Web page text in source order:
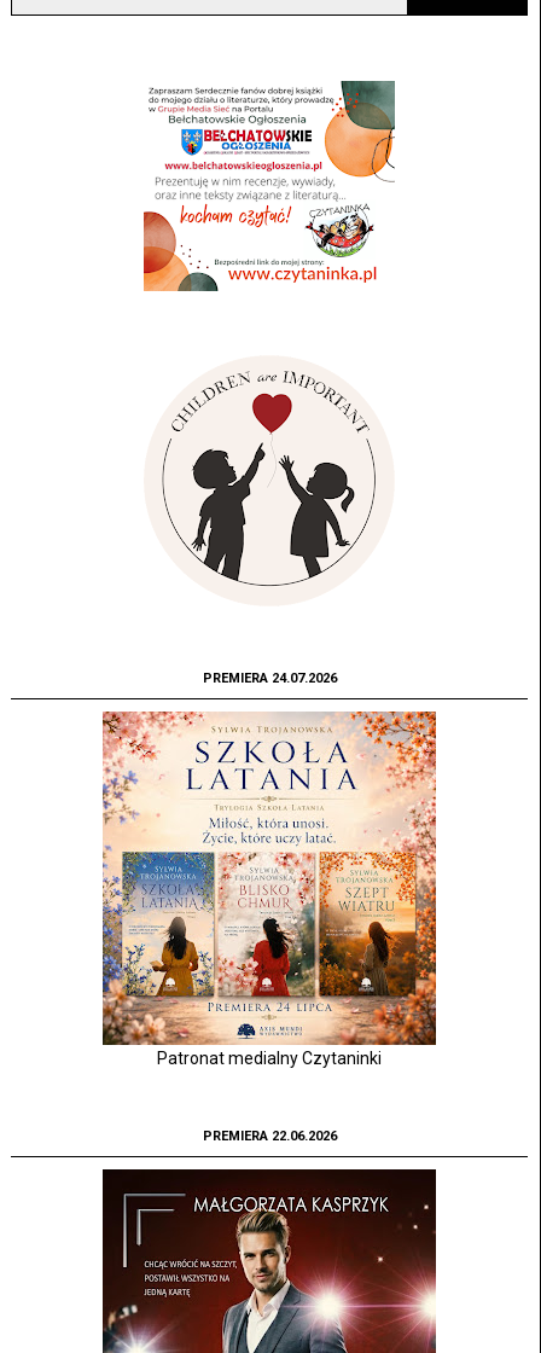
PREMIERA 24.07.2026
Patronat medialny Czytaninki
PREMIERA 22.06.2026